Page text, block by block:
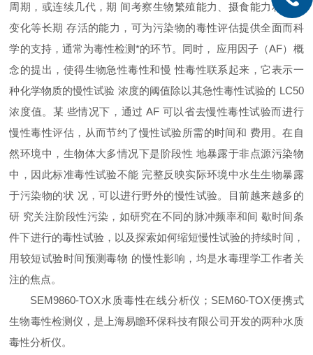
周期，或连续几代，期 间考察生物繁殖能力、摄食能力和行为
变化等长期 存活的能力，可为污染物的毒性评估提供全面而科
学的支持，通常为毒性检测*的环节。同时， 应用因子（AF）概
念的提出，使得生物急性毒性和慢 性毒性联系起来，它表示一
种化学物质的慢性试验 浓度的阈值除以其急性毒性试验的 LC50
浓度值。某 些情况下，通过 AF 可以省去慢性毒性试验而进行
慢性毒性评估，从而节约了慢性试验所需的时间和 费用。在自
然环境中，生物体大多情况下是阶段性 地暴露于非点源污染物
中，因此标准毒性试验不能 完整反映实际环境中水生生物暴露
于污染物的状 况，可以进行野外的慢性试验。目前越来越多的
研 究关注阶段性污染，如研究在不同的脉冲频率和间 歇时间条
件下进行的毒性试验，以及探索如何缩短慢性试验的持续时间，
用较短试验时间预测毒物 的慢性影响，均是水毒理学工作者关
注的焦点。
SEM9860-TOX水质毒性在线分析仪；SEM60-TOX便携式
生物毒性检测仪，是上海易瞻环保科技有限公司开发的两种水质
毒性分析仪。